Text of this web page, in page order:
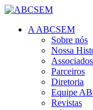
A ABCSEM
Sobre nós
Nossa
Associados
Parceiros
Diretoria
Equipe
Revistas